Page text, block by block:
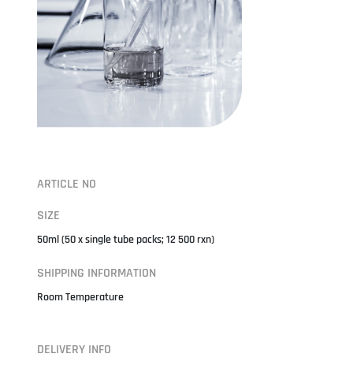
ARTICLE NO
SIZE
50ml (50 x single tube packs; 12 500 rxn)
SHIPPING INFORMATION
Room Temperature
DELIVERY INFO